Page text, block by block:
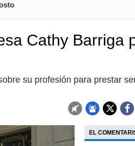
Cathy Barriga
su profesión para prestar
EL